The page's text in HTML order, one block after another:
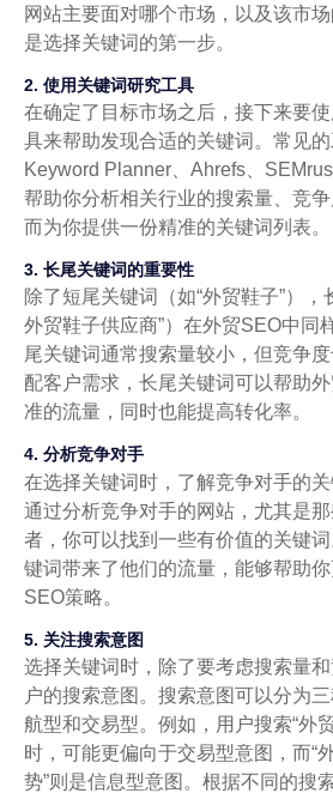
网站主要面对哪个市场，以及该市
是选择关键词的第一步。
2. 使用关键词研究工具
在确定了目标市场之后，接下来要
具来帮助发现合适的关键词。常见
Keyword Planner、Ahrefs、
帮助你分析相关行业的搜索量、竞
而为你提供一份精准的关键词列表。
3. 长尾关键词的重要性
除了短尾关键词（如“外贸鞋子”），
外贸鞋子供应商”）在外贸SEO中同
尾关键词通常搜索量较小，但竞争
配客户需求，长尾关键词可以帮助
准的流量，同时也能提高转化率。
4. 分析竞争对手
在选择关键词时，了解竞争对手的关
通过分析竞争对手的网站，尤其是
者，你可以找到一些有价值的关键
键词带来了他们的流量，能够帮助
SEO策略。
5. 关注搜索意图
选择关键词时，除了要考虑搜索量
户的搜索意图。搜索意图可以分为
航型和交易型。例如，用户搜索“外
时，可能更偏向于交易型意图，而“
势”则是信息型意图。根据不同的搜